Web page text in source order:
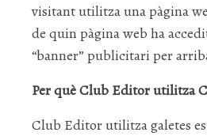
visitant utilitza una pàgina
de quin pàgina web ha
“banner” publicitari per
Per què Club Editor utilitza
Club Editor utilitza galetes